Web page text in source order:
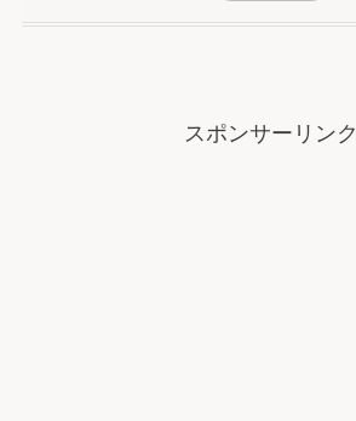
スポンサーリンク